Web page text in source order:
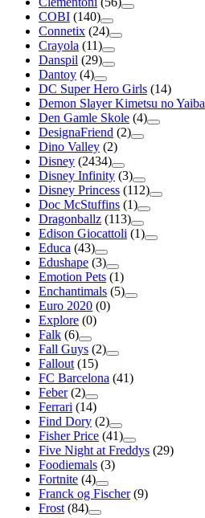
COBI (140)
Connetix (24)
Crayola (11)
Danspil (29)
Dantoy (4)
DC Super Hero Girls (14)
Demon Slayer Kimetsu no Yaiba
Den Gamle Skole (4)
DesignaFriend (2)
Dino Valley (2)
Disney (2434)
Disney Infinity (3)
Disney Princess (112)
Doc McStuffins (1)
Dragonballz (113)
Edison Giocattoli (1)
Educa (43)
Edushape (3)
Emotion Pets (1)
Enchantimals (5)
Euro 2020 (0)
Explore (0)
Falk (6)
Fall Guys (2)
Fallout (15)
FC Barcelona (41)
Feber (2)
Ferrari (14)
Find Dory (2)
Fisher Price (41)
Five Night at Freddys (29)
Foodiemals (3)
Fortnite (4)
Franck og Fischer (9)
Frost (84)